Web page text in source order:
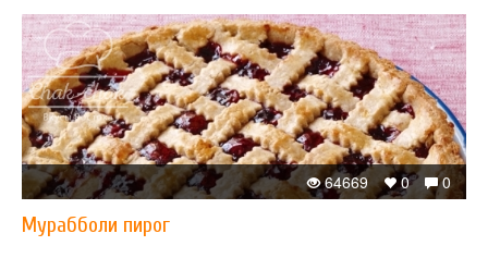
0
0
64669
Мурабболи пирог